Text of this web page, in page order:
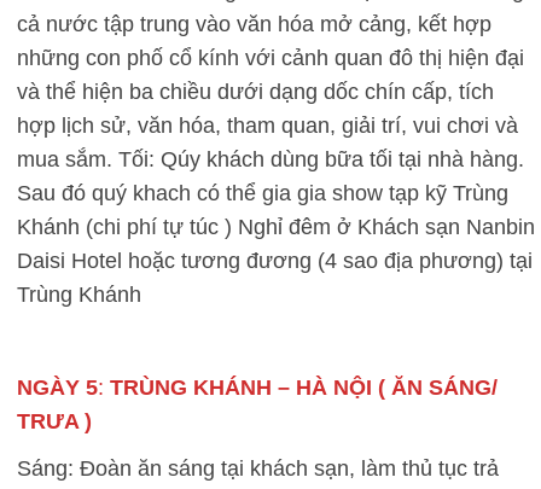
cả nước tập trung vào văn hóa mở cảng, kết hợp
những con phố cổ kính với cảnh quan đô thị hiện đại
và thể hiện ba chiều dưới dạng dốc chín cấp, tích
hợp lịch sử, văn hóa, tham quan, giải trí, vui chơi và
mua sắm. Tối: Qúy khách dùng bữa tối tại nhà hàng.
Sau đó quý khach có thể gia gia show tạp kỹ Trùng
Khánh (chi phí tự túc ) Nghỉ đêm ở Khách sạn Nanbin
Daisi Hotel hoặc tương đương (4 sao địa phương) tại
Trùng Khánh
NGÀY 5: TRÙNG KHÁNH – HÀ NỘI ( ĂN SÁNG/
TRƯA )
Sáng: Đoàn ăn sáng tại khách sạn, làm thủ tục trả